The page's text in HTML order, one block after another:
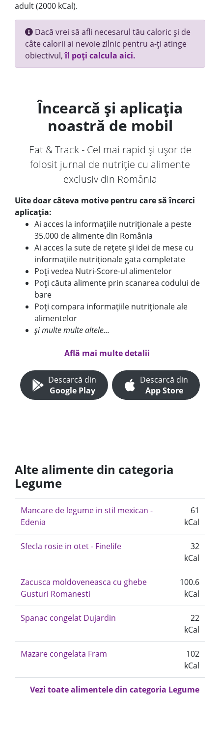
adult (2000 kCal).
Dacă vrei să afli necesarul tău caloric și de
câte calorii ai nevoie zilnic pentru a-ți atinge
obiectivul,îl poți calcula aici.
Încearcă și aplicația
noastră de mobil
Eat & Track - Cel mai rapid și ușor de
folosit jurnal de nutriție cu alimente
exclusiv din România
Uite doar câteva motive pentru care să încerci
aplicația:
Ai acces la informațiile nutriționale a peste
35.000 de alimente din România
Ai acces la sute de rețete și idei de mese cu
informațiile nutriționale gata completate
Poți vedea Nutri-Score-ul alimentelor
Poți căuta alimente prin scanarea codului de
bare
Poți compara informațiile nutriționale ale
alimentelor
și multe multe altele...
Află mai multe detalii
Descarcă din
Google Play
Descarcă din
App Store
Alte alimente din categoria
Legume
Mancare de legume in stil mexican -
Edenia
61
kCal
Sfecla rosie in otet - Finelife
32
kCal
Zacusca moldoveneasca cu ghebe
Gusturi Romanesti
100.6
kCal
Spanac congelat Dujardin
22
kCal
Mazare congelata Fram
102
kCal
Vezi toate alimentele din categoria Legume